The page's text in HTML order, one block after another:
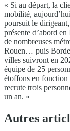
« Si au départ, la
mobilité,
poursuit le
présente d’abord
de nombreuses
Rouen… puis
villes suivront en
équipe de 25
étoffons en
recrute trois
un an. »
Autres